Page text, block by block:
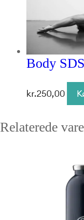
Body
kr.250,00
Relaterede